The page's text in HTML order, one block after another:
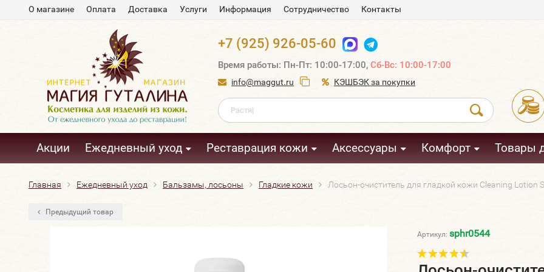
О магазине Оплата Доставка Услуги Информация Сотрудничество Контакты
+7 (925) 926-05-60
Время работы: Пн-Пт: 10:00-17:00, Сб-Вс: 10:00-17:00
info@maggut.ru КЭШБЭК за покупки
Акции Ежедневный уход Реставрация кожи Аксессуары Комфорт Товары
Главная Ежедневный уход Бальзамы, лосьоны Гладкие кожи Лосьон-очиститель для гладкой кожи Cleaning Lotion
Предыдущий товар
Артикул: sphr0544